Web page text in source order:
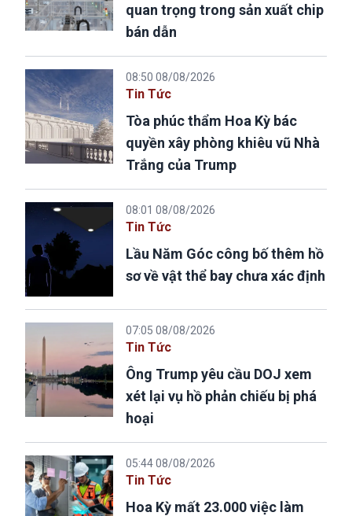
quan trọng trong sản xuất chip
bán dẫn
08:50 08/08/2026
Tin Tức
Tòa phúc thẩm Hoa Kỳ bác
quyền xây phòng khiêu vũ Nhà
Trắng của Trump
08:01 08/08/2026
Tin Tức
Lầu Năm Góc công bố thêm hồ
sơ về vật thể bay chưa xác định
07:05 08/08/2026
Tin Tức
Ông Trump yêu cầu DOJ xem
xét lại vụ hồ phản chiếu bị phá
hoại
05:44 08/08/2026
Tin Tức
Hoa Kỳ mất 23.000 việc làm